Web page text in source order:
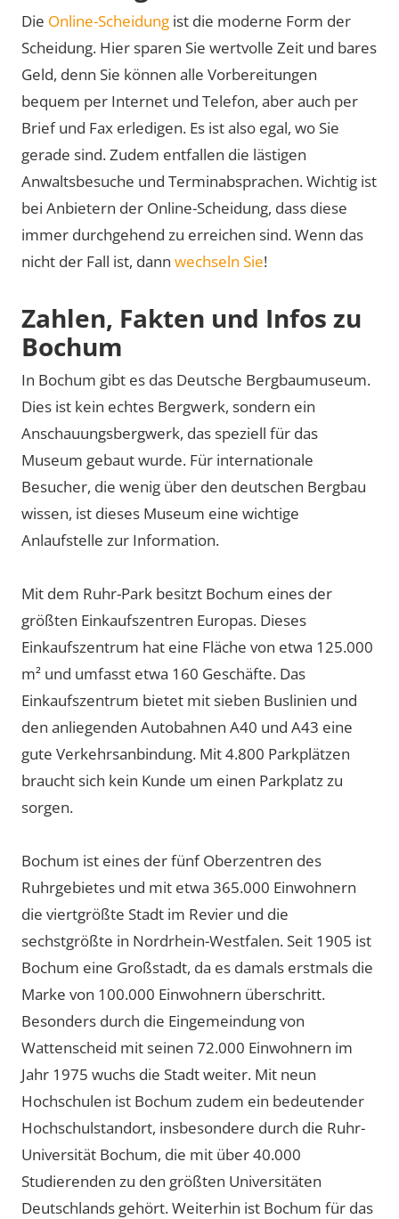
Die Online-Scheidung ist die moderne Form der
Scheidung. Hier sparen Sie wertvolle Zeit und bares
Geld, denn Sie können alle Vorbereitungen
bequem per Internet und Telefon, aber auch per
Brief und Fax erledigen. Es ist also egal, wo Sie
gerade sind. Zudem entfallen die lästigen
Anwaltsbesuche und Terminabsprachen. Wichtig ist
bei Anbietern der Online-Scheidung, dass diese
immer durchgehend zu erreichen sind. Wenn das
nicht der Fall ist, dann wechseln Sie!
Zahlen, Fakten und Infos zu
Bochum
In Bochum gibt es das Deutsche Bergbaumuseum.
Dies ist kein echtes Bergwerk, sondern ein
Anschauungsbergwerk, das speziell für das
Museum gebaut wurde. Für internationale
Besucher, die wenig über den deutschen Bergbau
wissen, ist dieses Museum eine wichtige
Anlaufstelle zur Information.
Mit dem Ruhr-Park besitzt Bochum eines der
größten Einkaufszentren Europas. Dieses
Einkaufszentrum hat eine Fläche von etwa 125.000
m² und umfasst etwa 160 Geschäfte. Das
Einkaufszentrum bietet mit sieben Buslinien und
den anliegenden Autobahnen A40 und A43 eine
gute Verkehrsanbindung. Mit 4.800 Parkplätzen
braucht sich kein Kunde um einen Parkplatz zu
sorgen.
Bochum ist eines der fünf Oberzentren des
Ruhrgebietes und mit etwa 365.000 Einwohnern
die viertgrößte Stadt im Revier und die
sechstgrößte in Nordrhein-Westfalen. Seit 1905 ist
Bochum eine Großstadt, da es damals erstmals die
Marke von 100.000 Einwohnern überschritt.
Besonders durch die Eingemeindung von
Wattenscheid mit seinen 72.000 Einwohnern im
Jahr 1975 wuchs die Stadt weiter. Mit neun
Hochschulen ist Bochum zudem ein bedeutender
Hochschulstandort, insbesondere durch die Ruhr-
Universität Bochum, die mit über 40.000
Studierenden zu den größten Universitäten
Deutschlands gehört. Weiterhin ist Bochum für das